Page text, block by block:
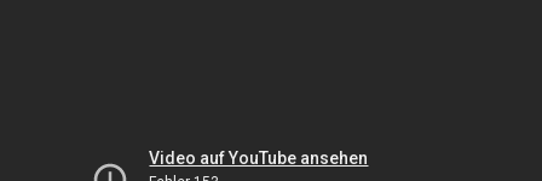
Video auf YouTube ansehen